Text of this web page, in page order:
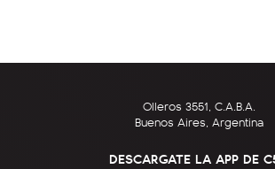
Olleros 3551, C.A.B.A.
Buenos Aires, Argentina
DESCARGATE LA APP DE